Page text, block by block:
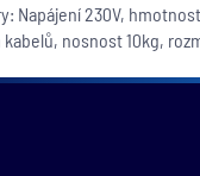
Napájení 230V,
nosnost 10kg,